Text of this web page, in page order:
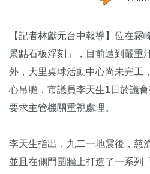
【記者林獻元台中報導】位在霧
景點石板浮刻」，目前遭到嚴重
外，大里桌球活動中心尚未完工
心吊膽，市議員李天生1日於議
要求主管機關重視處理。
李天生指出，九二一地震後，慈
並且在側門圍牆上打造了一系列